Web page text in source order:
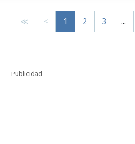
≪ < 1 2 3 ...
Publicidad